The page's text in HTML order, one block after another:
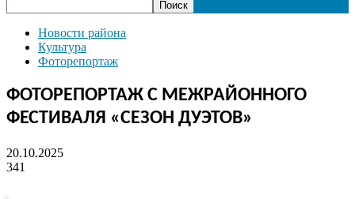
Новости района
Культура
Фоторепортаж
ФОТОРЕПОРТАЖ С МЕЖРАЙОННОГО
ФЕСТИВАЛЯ «СЕЗОН ДУЭТОВ»
20.10.2025
341